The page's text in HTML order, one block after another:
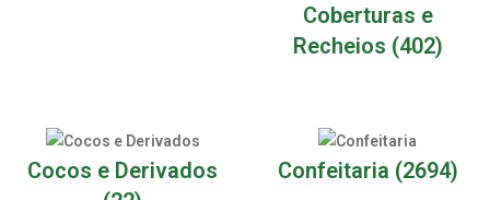
Coberturas e
Recheios (402)
Cocos e Derivados
Confeitaria (2694)